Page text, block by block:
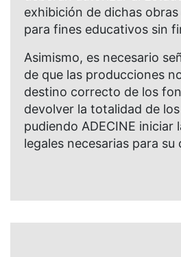
exhibición de dichas
para fines educativos sin
Asimismo, es necesario
de que las producciones
destino correcto de los
devolver la totalidad de
pudiendo ADECINE iniciar
legales necesarias para